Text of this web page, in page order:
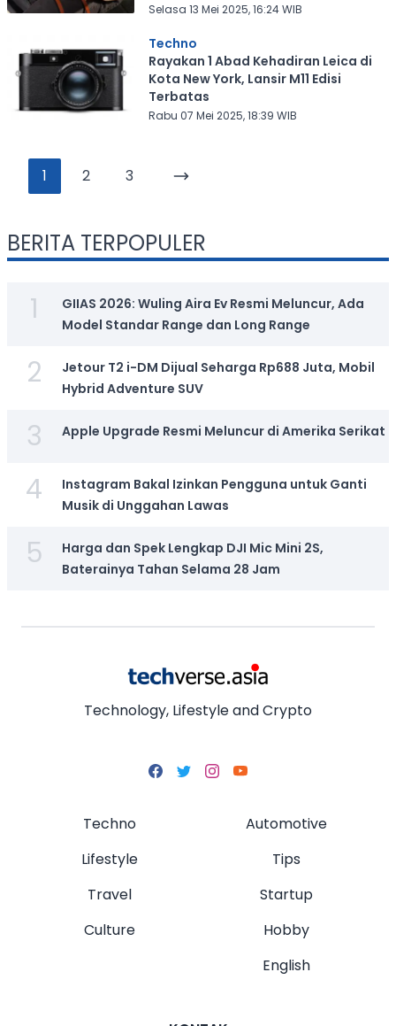
Selasa 13 Mei 2025, 16:24 WIB
Techno
Rayakan 1 Abad Kehadiran Leica di
Kota New York, Lansir M11 Edisi
Terbatas
Rabu 07 Mei 2025, 18:39 WIB
1 2 3
BERITA TERPOPULER
1
GIIAS 2026: Wuling Aira Ev Resmi Meluncur, Ada
Model Standar Range dan Long Range
2
Jetour T2 i-DM Dijual Seharga Rp688 Juta, Mobil
Hybrid Adventure SUV
3 Apple Upgrade Resmi Meluncur di Amerika Serikat
4
Instagram Bakal Izinkan Pengguna untuk Ganti
Musik di Unggahan Lawas
5
Harga dan Spek Lengkap DJI Mic Mini 2S,
Baterainya Tahan Selama 28 Jam
Technology, Lifestyle and Crypto
Techno
Lifestyle
Travel
Culture
Automotive
Tips
Startup
Hobby
English